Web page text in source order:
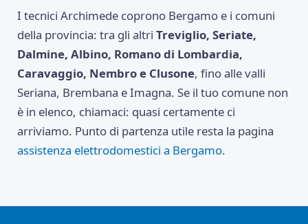
I tecnici Archimede coprono Bergamo e i comuni
della provincia: tra gli altriTreviglio, Seriate,
Dalmine, Albino, Romano di Lombardia,
Caravaggio, Nembro e Clusone, fino alle valli
Seriana, Brembana e Imagna. Se il tuo comune non
è in elenco, chiamaci: quasi certamente ci
arriviamo. Punto di partenza utile resta la pagina
assistenza elettrodomestici a Bergamo.